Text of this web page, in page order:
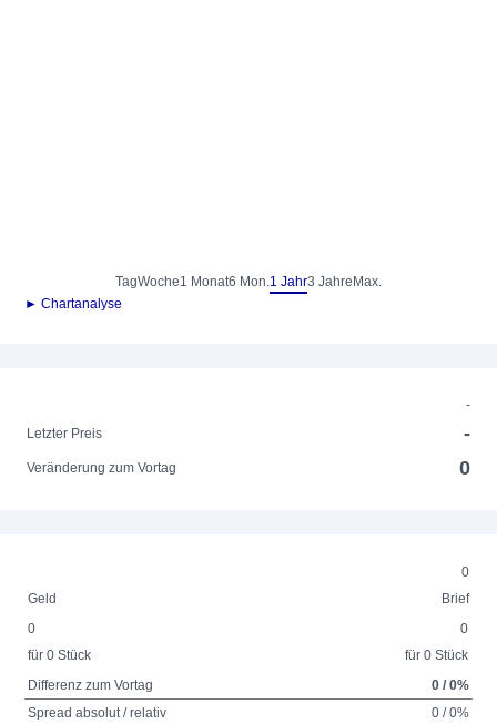
TagWoche1 Monat6 Mon.1 Jahr3 Jahre Max.
► Chartanalyse
-
Letzter Preis
-
Veränderung zum Vortag 0
0
Geld
Brief
0
für 0 Stück
0
für 0 Stück
Differenz zum Vortag
0 / 0%
Spread absolut / relativ
0 / 0%